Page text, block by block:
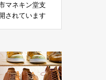
マネキン堂支
されています